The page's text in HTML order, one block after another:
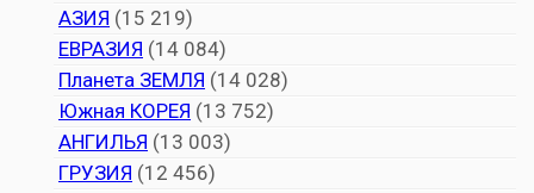
АЗИЯ (15 219)
ЕВРАЗИЯ (14 084)
Планета ЗЕМЛЯ (14 028)
Южная КОРЕЯ (13 752)
АНГИЛЬЯ (13 003)
ГРУЗИЯ (12 456)